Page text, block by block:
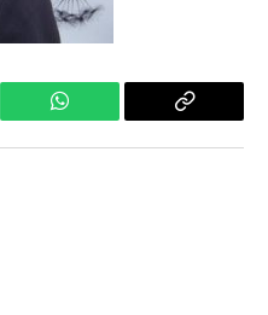
WhatsApp
Copiar